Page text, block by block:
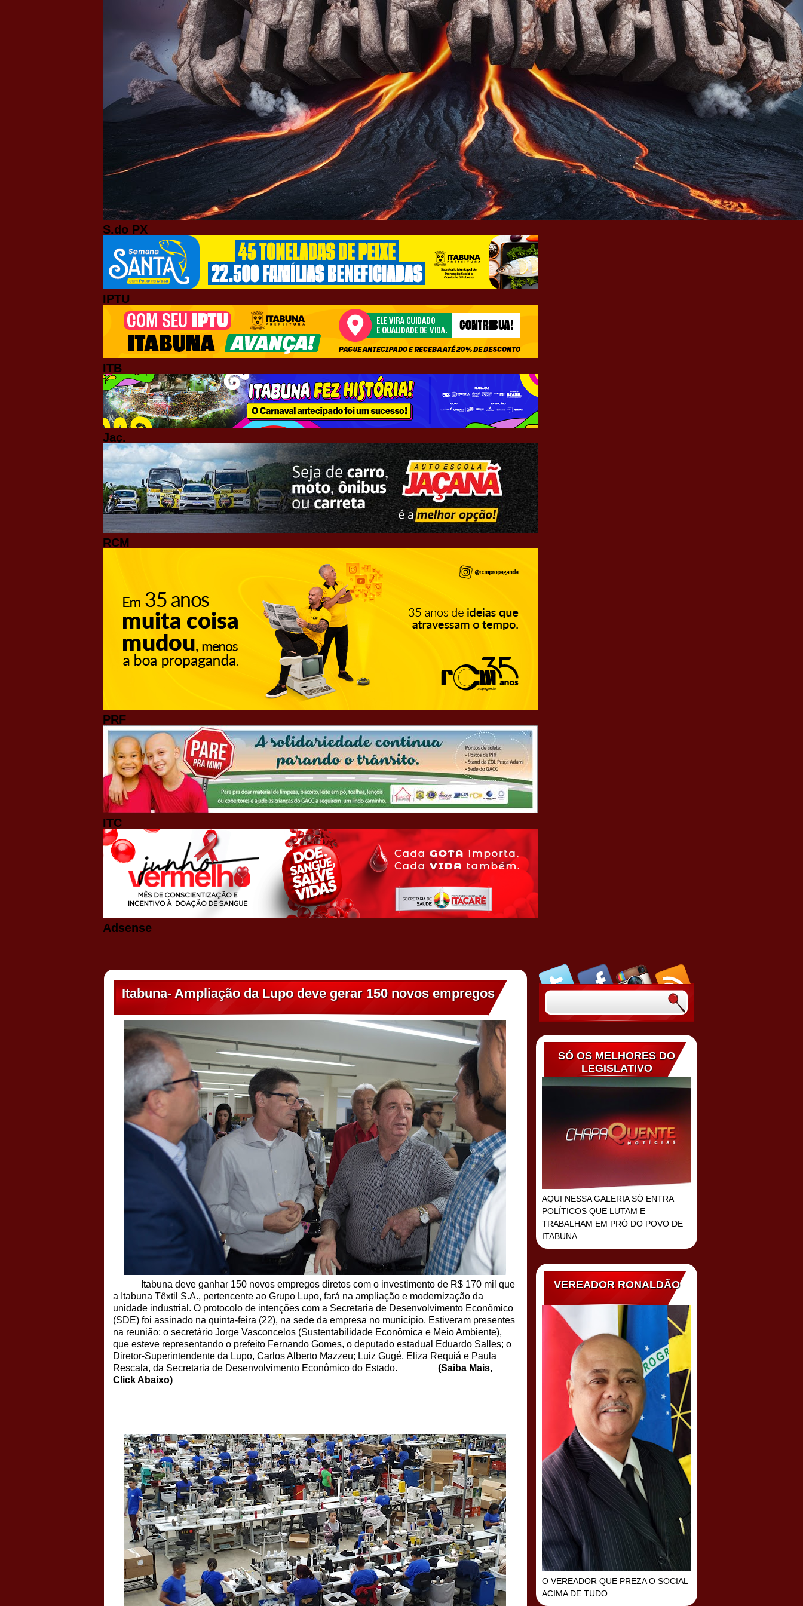
S.do PX
IPTU
ITB
Jaç.
RCM
PRF
ITC
Adsense
Itabuna- Ampliação da Lupo deve gerar 150 novos empregos
Itabuna deve ganhar 150 novos empregos diretos com o investimento de R$ 170 mil que
a Itabuna Têxtil S.A., pertencente ao Grupo Lupo, fará na ampliação e modernização da
unidade industrial. O protocolo de intenções com a Secretaria de Desenvolvimento Econômico
(SDE) foi assinado na quinta-feira (22), na sede da empresa no município. Estiveram presentes
na reunião: o secretário Jorge Vasconcelos (Sustentabilidade Econômica e Meio Ambiente),
que esteve representando o prefeito Fernando Gomes, o deputado estadual Eduardo Salles; o
Diretor-Superintendente da Lupo, Carlos Alberto Mazzeu; Luiz Gugé, Eliza Requiá e Paula
Rescala, da Secretaria de Desenvolvimento Econômico do Estado. (Saiba Mais,
Click Abaixo)
SÓ OS MELHORES DO
LEGISLATIVO
AQUI NESSA GALERIA SÓ ENTRA
POLÍTICOS QUE LUTAM E
TRABALHAM EM PRÓ DO POVO DE
ITABUNA
VEREADOR RONALDÃO
O VEREADOR QUE PREZA O SOCIAL
ACIMA DE TUDO